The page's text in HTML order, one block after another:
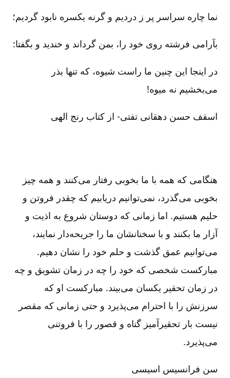
نما چاره سراسر پر ز دردیم و گرنه یکسره نابود گردیم‌؛
بآرامی فرشته روی خود را، بمن گرداند و خندید و بگفتا:
در اینجا این چنین ما راست شیوه‌، که تنها بذر
می‌بخشیم نه میوه‌!
اسقف حسن دهقانی تفتی‌- از کتاب رنج الهی‌
هنگامی که همه با ما بخوبی رفتار می‌کنند و همه چیز
بخوبی می‌گذرد، نمی‌توانیم دریابیم که چقدر فروتن و
حلیم هستیم‌. اما زمانی که دوستان شروع به اذیت و
آزار ما بکنند و با سخنانشان ما را جریحه‌دار نمایند،
می‌توانیم عمق گذشت و حلم خود را نشان دهیم‌.
مبارکست شخصی که خود را چه در زمان تشویق و چه
در زمان تحقیر یکسان می‌بیند. مبارکست او که
سرزنش را با احترام می‌پذیرد و حتی زمانی که مقصر
نیست بار تحقیرآمیز گناه و قصور را با فروتنی
می‌پذیرد.
سن فرانسیس اسیسی‌